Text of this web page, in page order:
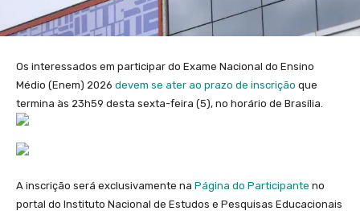
Os interessados em participar do Exame Nacional do Ensino
Médio (Enem) 2026 devem se ater ao prazo de inscrição que
termina às 23h59 desta sexta-feira (5), no horário de Brasília.
A inscrição será exclusivamente na Página do Participante no
portal do Instituto Nacional de Estudos e Pesquisas Educacionais